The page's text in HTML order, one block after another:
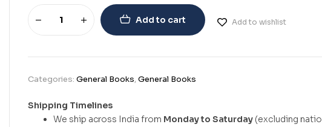
Add to cart Add to wishlist
Categories: General Books,General Books
Shipping Timelines
We ship across India from Monday to Saturday (excluding